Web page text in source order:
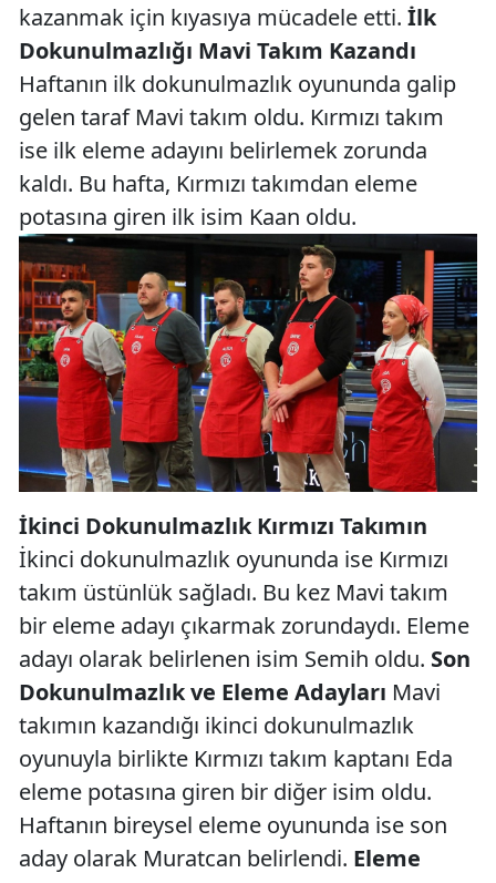
kazanmak için kıyasıya mücadele etti. İlk
Dokunulmazlığı Mavi Takım Kazandı
Haftanın ilk dokunulmazlık oyununda galip
gelen taraf Mavi takım oldu. Kırmızı takım
ise ilk eleme adayını belirlemek zorunda
kaldı. Bu hafta, Kırmızı takımdan eleme
potasına giren ilk isim Kaan oldu.
İkinci Dokunulmazlık Kırmızı Takımın
İkinci dokunulmazlık oyununda ise Kırmızı
takım üstünlük sağladı. Bu kez Mavi takım
bir eleme adayı çıkarmak zorundaydı. Eleme
adayı olarak belirlenen isim Semih oldu. Son
Dokunulmazlık ve Eleme Adayları Mavi
takımın kazandığı ikinci dokunulmazlık
oyunuyla birlikte Kırmızı takım kaptanı Eda
eleme potasına giren bir diğer isim oldu.
Haftanın bireysel eleme oyununda ise son
aday olarak Muratcan belirlendi. Eleme